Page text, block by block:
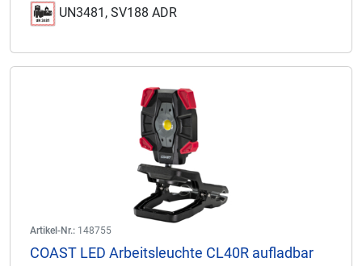
UN3481, SV188 ADR
Artikel-Nr.: 148755
COAST LED Arbeitsleuchte CL40R aufladbar